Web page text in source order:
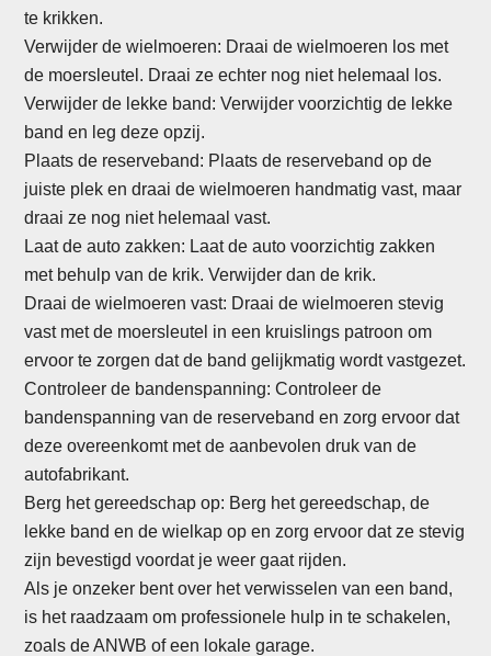
te krikken.
Verwijder de wielmoeren: Draai de wielmoeren los met
de moersleutel. Draai ze echter nog niet helemaal los.
Verwijder de lekke band: Verwijder voorzichtig de lekke
band en leg deze opzij.
Plaats de reserveband: Plaats de reserveband op de
juiste plek en draai de wielmoeren handmatig vast, maar
draai ze nog niet helemaal vast.
Laat de auto zakken: Laat de auto voorzichtig zakken
met behulp van de krik. Verwijder dan de krik.
Draai de wielmoeren vast: Draai de wielmoeren stevig
vast met de moersleutel in een kruislings patroon om
ervoor te zorgen dat de band gelijkmatig wordt vastgezet.
Controleer de bandenspanning: Controleer de
bandenspanning van de reserveband en zorg ervoor dat
deze overeenkomt met de aanbevolen druk van de
autofabrikant.
Berg het gereedschap op: Berg het gereedschap, de
lekke band en de wielkap op en zorg ervoor dat ze stevig
zijn bevestigd voordat je weer gaat rijden.
Als je onzeker bent over het verwisselen van een band,
is het raadzaam om professionele hulp in te schakelen,
zoals de ANWB of een lokale garage.